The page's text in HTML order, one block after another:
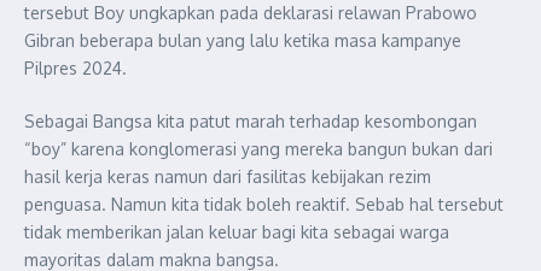
tersebut Boy ungkapkan pada deklarasi relawan Prabowo
Gibran beberapa bulan yang lalu ketika masa kampanye
Pilpres 2024.
Sebagai Bangsa kita patut marah terhadap kesombongan
“boy” karena konglomerasi yang mereka bangun bukan dari
hasil kerja keras namun dari fasilitas kebijakan rezim
penguasa. Namun kita tidak boleh reaktif. Sebab hal tersebut
tidak memberikan jalan keluar bagi kita sebagai warga
mayoritas dalam makna bangsa.